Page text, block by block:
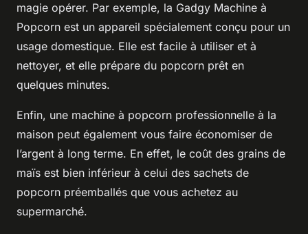
magie opérer. Par exemple, la Gadgy Machine à
Popcorn est un appareil spécialement conçu pour un
usage domestique. Elle est facile à utiliser et à
nettoyer, et elle prépare du popcorn prêt en
quelques minutes.
Enfin, une machine à popcorn professionnelle à la
maison peut également vous faire économiser de
l’argent à long terme. En effet, le coût des grains de
maïs est bien inférieur à celui des sachets de
popcorn préemballés que vous achetez au
supermarché.